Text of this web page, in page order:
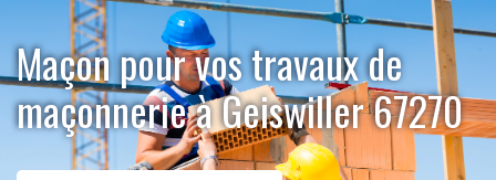
Maçon pour vos travaux de
maçonnerie à Geiswiller 67270